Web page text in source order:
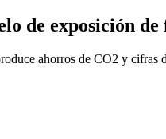
de exposición
ahorros de CO2 y cifras